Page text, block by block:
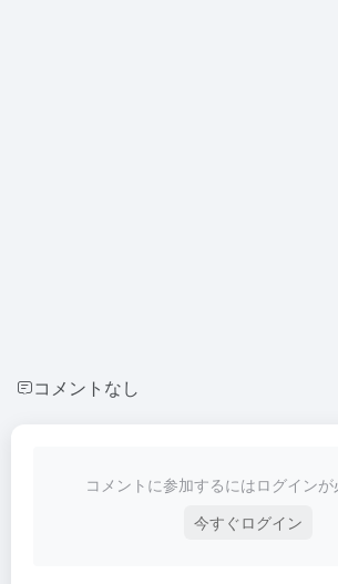
コメントなし
コメントに参加するにはログインが
今すぐログイン